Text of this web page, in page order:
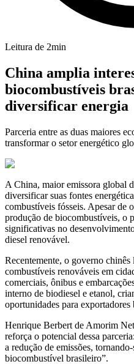
Leitura de 2min
China amplia
biocombustíveis
diversificar energia
Parceria entre as duas maiores
transformar o setor energético
A China, maior emissora global
diversificar suas fontes
combustíveis fósseis. Apesar de
produção de biocombustíveis, o
significativas no
diesel renovável.
Recentemente, o governo
combustíveis renováveis em
comerciais, ônibus e
interno de biodiesel e etanol,
oportunidades para exportadores
Henrique Berbert de Amorim
reforça o potencial dessa
a redução de emissões,
biocombustível brasileiro”.